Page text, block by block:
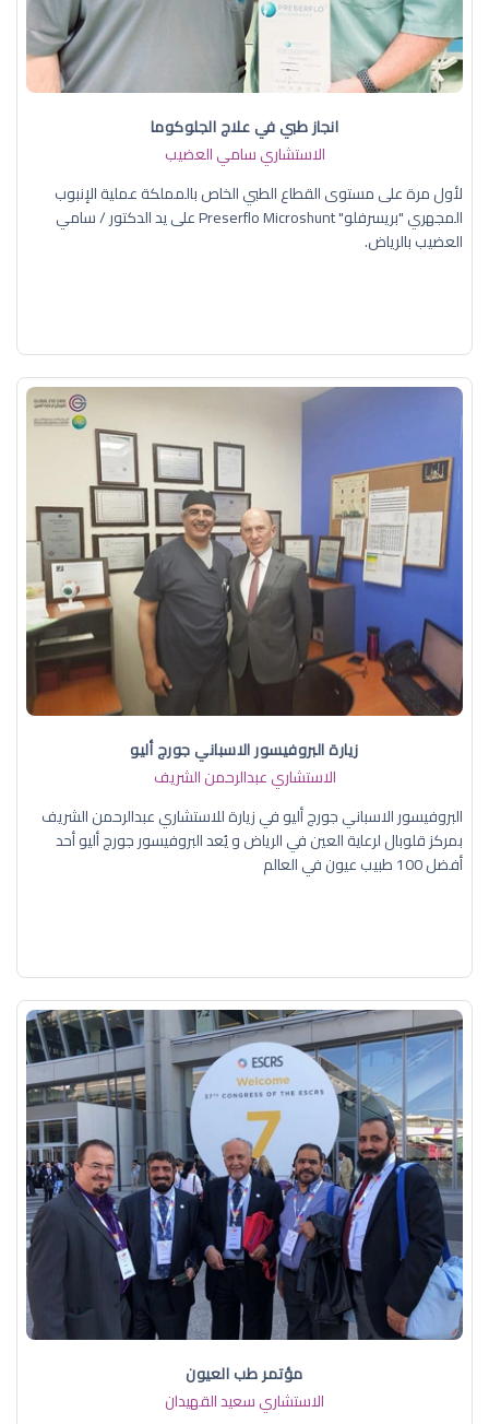
انجاز طبي في علاج الجلوكوما
الاستشاري سامي العضيب
لأول مرة على مستوى القطاع الطبي الخاص بالمملكة عملية الإنبوب
المجهري "بريسرفلو" Preserflo Microshunt على يد الدكتور / سامي
العضيب بالرياض.
زيارة البروفيسور الاسباني جورج أليو
الاستشاري عبدالرحمن الشريف
البروفيسور الاسباني جورج أليو في زيارة للاستشاري عبدالرحمن الشريف
بمركز قلوبال لرعاية العين في الرياض و يُعد البروفيسور جورج أليو أحد
أفضل 100 طبيب عيون في العالم
مؤتمر طب العيون
الاستشاري سعيد القهيدان